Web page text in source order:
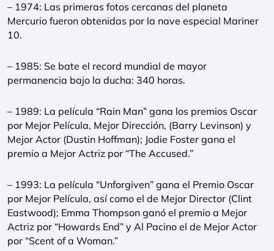
– 1974: Las primeras fotos cercanas del planeta
Mercurio fueron obtenidas por la nave especial Mariner
10.
– 1985: Se bate el record mundial de mayor
permanencia bajo la ducha: 340 horas.
– 1989: La película “Rain Man” gana los premios Oscar
por Mejor Película, Mejor Dirección, (Barry Levinson) y
Mejor Actor (Dustin Hoffman); Jodie Foster gana el
premio a Mejor Actriz por “The Accused.”
– 1993: La película “Unforgiven” gana el Premio Oscar
por Mejor Película, así como el de Mejor Director (Clint
Eastwood); Emma Thompson ganó el premio a Mejor
Actriz por “Howards End” y Al Pacino el de Mejor Actor
por “Scent of a Woman.”